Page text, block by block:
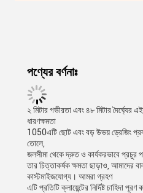
পণ্যের বর্ণনাঃ
২ মিটার গভীরতা এবং ৪৮ মিটার দৈর্ঘ্যের
ধারণক্ষমতা
1050এটি ছোট এবং বড় উভয় ড্রেজিং
তোলে,
জলসীমা থেকে দ্রুত ও কার্যকরভাবে প্রচুর
তার চিত্তাকর্ষক ক্ষমতা ছাড়াও, আমাদের
কাস্টমাইজযোগ্য। আমরা গ্রহণ
এটি প্রতিটি ক্লায়েন্টের নির্দিষ্ট চাহিদা